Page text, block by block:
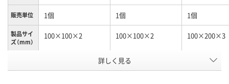
販売単位 1個 1個 1個
製品サイ
ズ（mm）
100×100×2 100×100×2 100×200×3
男
スタンドタ
付
詳しく見る